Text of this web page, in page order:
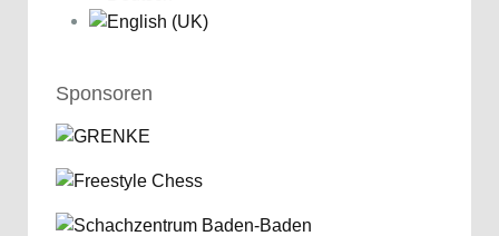
Sponsoren